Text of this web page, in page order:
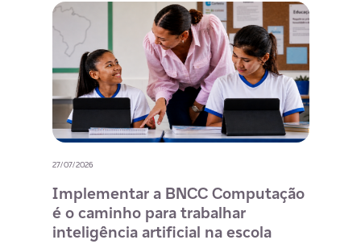
27/07/2026
Implementar a BNCC Computação
é o caminho para trabalhar
inteligência artificial na escola